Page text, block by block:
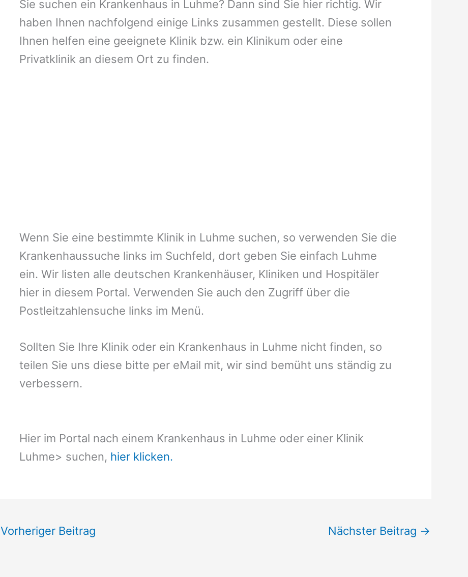
Sie suchen ein Krankenhaus in Luhme? Dann sind Sie hier richtig. Wir
haben Ihnen nachfolgend einige Links zusammen gestellt. Diese sollen
Ihnen helfen eine geeignete Klinik bzw. ein Klinikum oder eine
Privatklinik an diesem Ort zu finden.
Wenn Sie eine bestimmte Klinik in Luhme suchen, so verwenden Sie die
Krankenhaussuche links im Suchfeld, dort geben Sie einfach Luhme
ein. Wir listen alle deutschen Krankenhäuser, Kliniken und Hospitäler
hier in diesem Portal. Verwenden Sie auch den Zugriff über die
Postleitzahlensuche links im Menü.
Sollten Sie Ihre Klinik oder ein Krankenhaus in Luhme nicht finden, so
teilen Sie uns diese bitte per eMail mit, wir sind bemüht uns ständig zu
verbessern.
Hier im Portal nach einem Krankenhaus in Luhme oder einer Klinik
Luhme> suchen, hier klicken.
Vorheriger Beitrag Nächster Beitrag →